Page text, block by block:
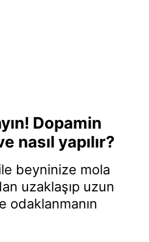
Dopamin
nasıl yapılır?
beyninize mola
uzaklaşıp uzun
odaklanmanın